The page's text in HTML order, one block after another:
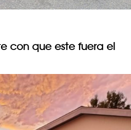
con que este fuera el